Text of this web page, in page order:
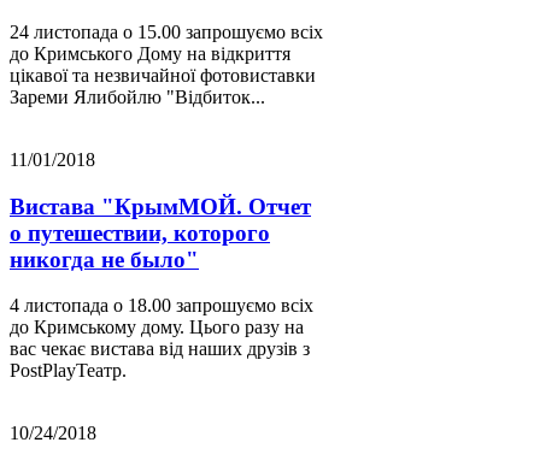
24 листопада о 15.00 запрошуємо всіх
до Кримського Дому на відкриття
цікавої та незвичайної фотовиставки
Зареми Ялибойлю "Відбиток...
11/01/2018
Вистава "КрымМОЙ. Отчет
о путешествии, которого
никогда не было"
4 листопада о 18.00 запрошуємо всіх
до Кримському дому. Цього разу на
вас чекає вистава від наших друзів з
PostPlayТеатр.
10/24/2018